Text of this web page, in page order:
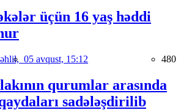
üçün 16 yaş həddi
05 avqust, 15:12 480
qurumlar arasında
sadələşdirilib